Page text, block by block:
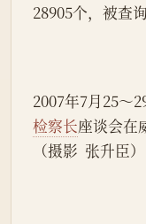
28905个，被查
2007年7月25～
检察长座谈会在
（摄影  张升臣）